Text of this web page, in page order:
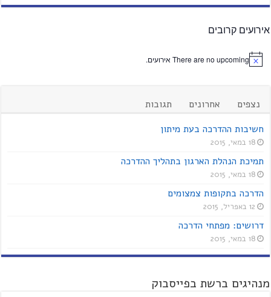
אירועים קרובים
There are no upcoming אירועים.
נצפים אחרונים
תגובות
חשיבות ההדרכה בעת מיתון
18 במאי, 2015
תמיכת הנהלת הארגון בתהליך ההדרכה
18 במאי, 2015
הדרכה בתקופות צמצומים
12 באפריל, 2015
דרושים: מפתחי הדרכה
18 במאי, 2015
מנהיגים ברשת בפייסבוק